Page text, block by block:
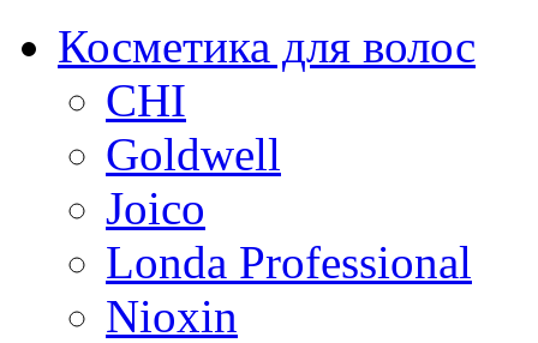
Косметика для волос
CHI
Goldwell
Joico
Londa Professional
Nioxin